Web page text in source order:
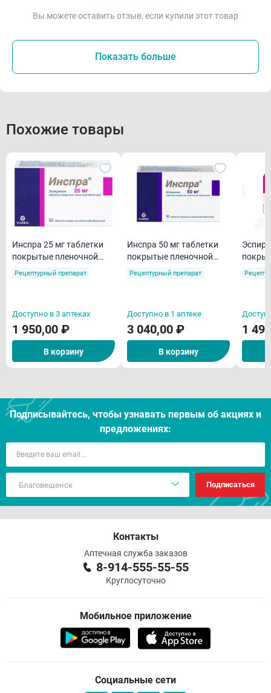
Вы можете оставить отзыв, если купили этот товар
Показать больше
Похожие товары
Инспра 25 мг таблетки
покрытые пленочной
оболочкой N30
Рецептурный препарат
Доступно в 3 аптеках
1 950,00 ₽
В корзину
Инспра 50 мг таблетки
покрытые пленочной
оболочкой N30
Рецептурный препарат
Доступно в 1 аптеке
3 040,00 ₽
В корзину
1
Подписывайтесь, чтобы узнавать первым об акцияx и
предложениях:
Подписаться
Контакты
Аптечная служба заказов
8-914-555-55-55
Круглосуточно
Мобильное приложение
Социальные сети